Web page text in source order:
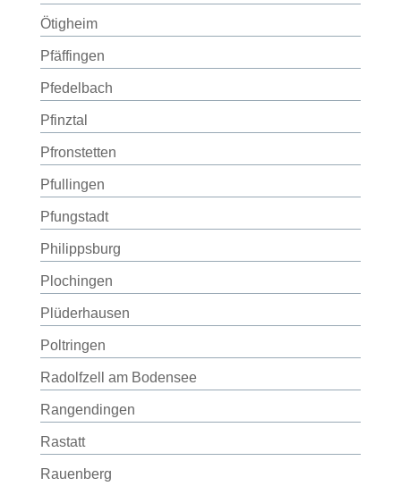
Ötigheim
Pfäffingen
Pfedelbach
Pfinztal
Pfronstetten
Pfullingen
Pfungstadt
Philippsburg
Plochingen
Plüderhausen
Poltringen
Radolfzell am Bodensee
Rangendingen
Rastatt
Rauenberg